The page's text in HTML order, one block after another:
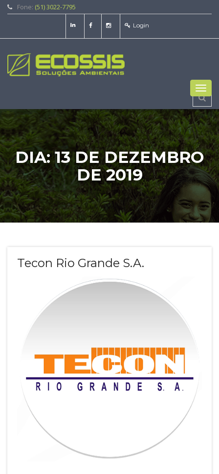
Fone: (51) 3022-7795
Login
DIA:13 DE DEZEMBRO
DE 2019
Tecon Rio Grande S.A.